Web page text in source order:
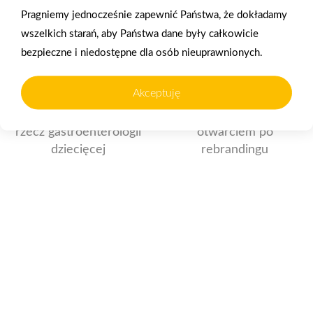
Grupa PSB Handel S.A.
gra z WOŚP. Powstała
rzecz gastroenterologii
dziecięcej
2026-01-12
Zacisze S.A. dołącza do
Grupy PSB. Sieć kończy
otwarciem po
rebrandingu
Pragniemy jednocześnie zapewnić Państwa, że dokładamy
wszelkich starań, aby Państwa dane były całkowicie
bezpieczne i niedostępne dla osób nieuprawnionych.
Akceptuję